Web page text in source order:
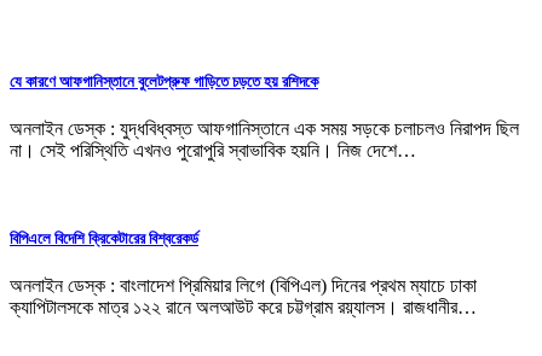
যে কারণে আফগানিস্তানে বুলেটপ্রুফ গাড়িতে চড়তে হয় রশিদকে
অনলাইন ডেস্ক : যুদ্ধবিধ্বস্ত আফগানিস্তানে এক সময় সড়কে চলাচলও নিরাপদ ছিল
না। সেই পরিস্থিতি এখনও পুরোপুরি স্বাভাবিক হয়নি। নিজ দেশে…
বিপিএলে বিদেশি ক্রিকেটারের বিশ্বরেকর্ড
অনলাইন ডেস্ক : বাংলাদেশ প্রিমিয়ার লিগে (বিপিএল) দিনের প্রথম ম্যাচে ঢাকা
ক্যাপিটালসকে মাত্র ১২২ রানে অলআউট করে চট্টগ্রাম রয়্যালস। রাজধানীর…